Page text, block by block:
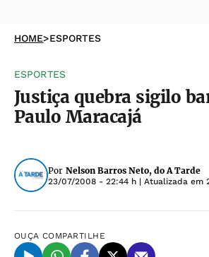
HOME>ESPORTES
ESPORTES
Justiça quebra sigilo
Paulo Maracajá
Por Nelson Barros Neto, do A Tarde
23/07/2008 - 22:44 h | Atualizada em
OUÇA COMPARTILHE